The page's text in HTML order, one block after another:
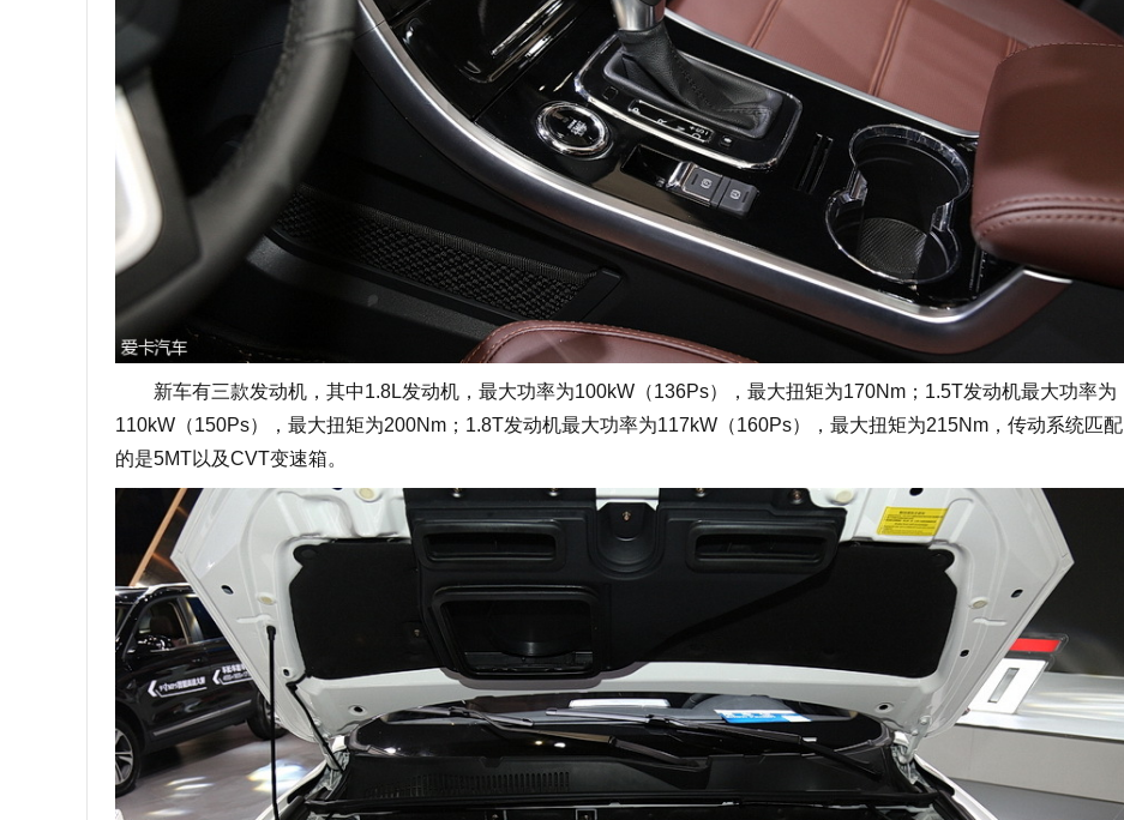
新车有三款发动机，其中1.8L发动机，最大功率为100kW（136Ps），最大扭矩为170Nm；1.5T发动机最大功率为
110kW（150Ps），最大扭矩为200Nm；1.8T发动机最大功率为117kW（160Ps），最大扭矩为215Nm，传动系统匹配
的是5MT以及CVT变速箱。